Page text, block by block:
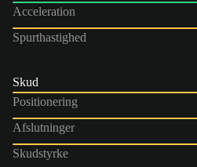
Acceleration
Spurthastighed
Skud
Positionering
Afslutninger
Skudstyrke